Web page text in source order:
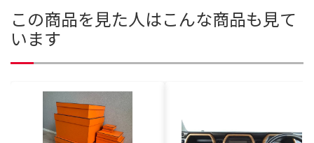
この商品を見た人はこんな商品も見て
います